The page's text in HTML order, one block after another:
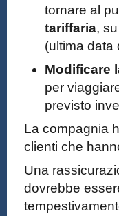
tornare al
tariffaria,
(ultima data
Modificare
per
previsto
La compagnia
clienti che
Una
dovrebbe